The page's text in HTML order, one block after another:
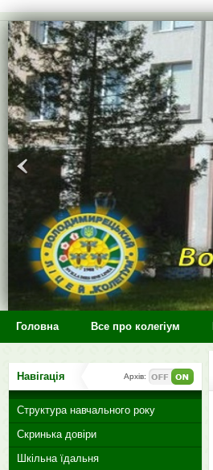
Головна Все про колегіум
Навігація Архів:
Структура навчального року
Скринька довіри
Шкільна їдальня